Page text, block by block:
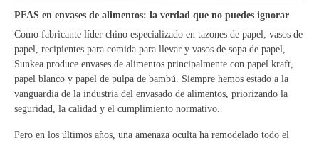
PFAS en envases de alimentos: la verdad que no puedes ignorar
Como fabricante líder chino especializado en tazones de papel, vasos de
papel, recipientes para comida para llevar y vasos de sopa de papel,
Sunkea produce envases de alimentos principalmente con papel kraft,
papel blanco y papel de pulpa de bambú. Siempre hemos estado a la
vanguardia de la industria del envasado de alimentos, priorizando la
seguridad, la calidad y el cumplimiento normativo.
Pero en los últimos años, una amenaza oculta ha remodelado todo el